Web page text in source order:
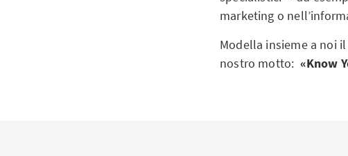
marketing o
Modella insieme a noi
nostro motto: «Know